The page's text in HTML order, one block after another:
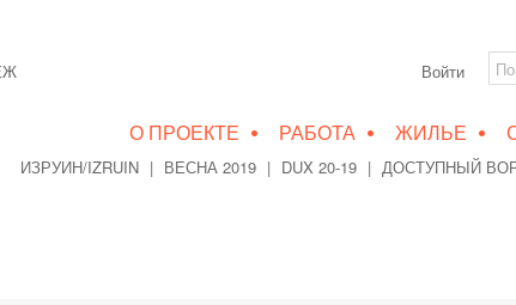
Войти
О ПРОЕКТЕ • РАБОТА • ЖИЛЬЕ •
ИЗРУИН/IZRUIN | ВЕСНА 2019 | DUX 20-19 | ДОСТУПНЫЙ